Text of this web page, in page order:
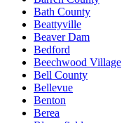
Bath County
Beattyville
Beaver Dam
Bedford
Beechwood Village
Bell County
Bellevue
Benton
Berea